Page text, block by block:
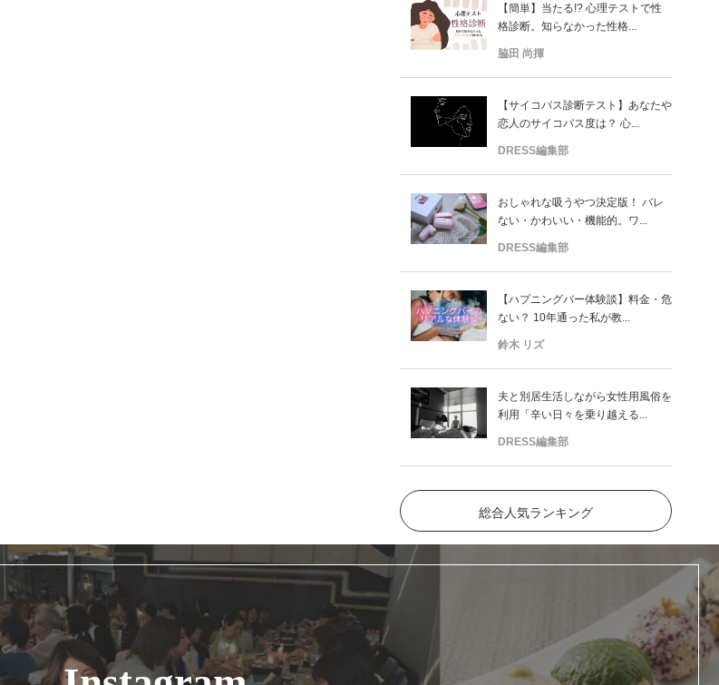
【簡単】当たる!? 心理テストで性
格診断。知らなかった性格...
脇田 尚揮
【サイコパス診断テスト】あなたや
恋人のサイコパス度は？ 心...
DRESS編集部
おしゃれな吸うやつ決定版！ バレ
ない・かわいい・機能的。ワ...
DRESS編集部
【ハプニングバー体験談】料金・危
ない？ 10年通った私が教...
鈴木 リズ
夫と別居生活しながら女性用風俗を
利用「辛い日々を乗り越える...
DRESS編集部
総合人気ランキング